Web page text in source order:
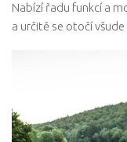
Nabízí řadu funkcí a
a určitě se otočí